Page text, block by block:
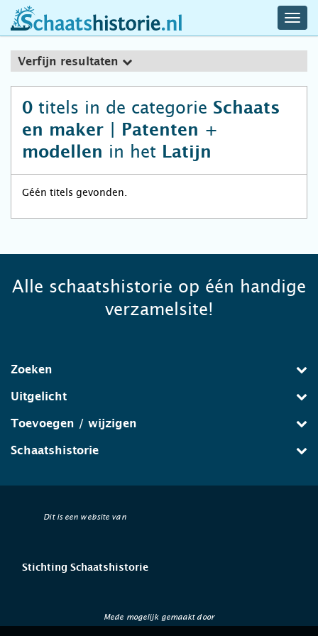
schaatshistorie.nl
Verfijn resultaten
0 titels in de categorie Schaats
en maker | Patenten +
modellen in het Latijn
Géén titels gevonden.
Alle schaatshistorie op één handige
verzamelsite!
Zoeken
Uitgelicht
Toevoegen / wijzigen
Schaatshistorie
Dit is een website van
Stichting Schaatshistorie
Mede mogelijk gemaakt door